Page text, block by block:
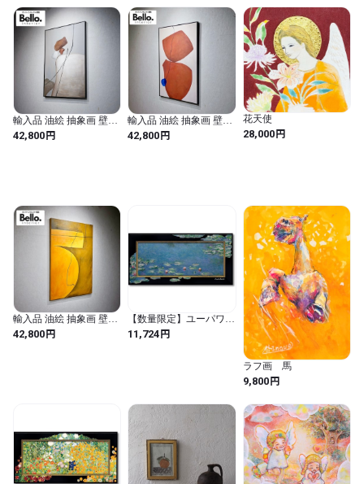
-----------------
・領収書が必要な場合備考欄に記載してください。
・配送方法はゆうパック、または西濃運輸とさせて頂きます。
（お選びいただけませんのでご注意ください。）
ビング 店舗 カフェ 飲食
店 受付 病院 待合室 運気
が上がる絵 空 白鳥 開店
祝い 花以外 おしゃれ 家
族 ピンク 花 大きいサイ
ズ 日本製 (Lサイズ)
輸入品 油絵 抽象画 壁掛
け アート 100×70 現代 美
術 絵 絵画 インテリア モ
42,800円
輸入品 油絵 抽象画 壁掛
け アート 110×80 現代 美
術 絵 絵画 インテリア モ
42,800円
花天使
28,000円
輸入品 油絵 抽象画 壁掛
け アート 110×80 現代 美
術 絵 絵画 インテリア モ
42,800円
【数量限定】ユーパワー
ビッグアートフレーム
～名画ハイグロスシリー
11,724円
ラフ画 馬
9,800円